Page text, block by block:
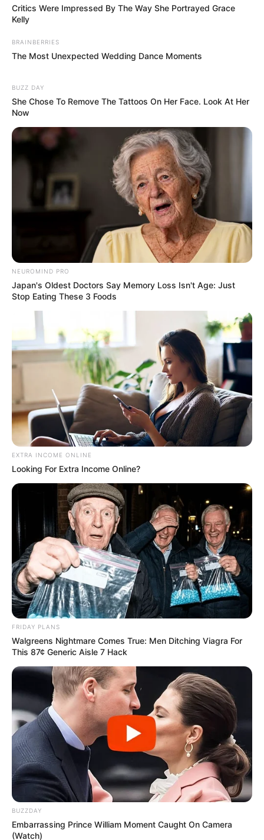
Critics Were Impressed By The Way She Portrayed Grace
Kelly
BRAINBERRIES
The Most Unexpected Wedding Dance Moments
BUZZ DAY
She Chose To Remove The Tattoos On Her Face. Look At Her
Now
NEUROMIND PRO
Japan's Oldest Doctors Say Memory Loss Isn't Age: Just
Stop Eating These 3 Foods
EXTRA INCOME ONLINE
Looking For Extra Income Online?
FRIDAY PLANS
Walgreens Nightmare Comes True: Men Ditching Viagra For
This 87¢ Generic Aisle 7 Hack
BUZZDAY
Embarrassing Prince William Moment Caught On Camera
(Watch)